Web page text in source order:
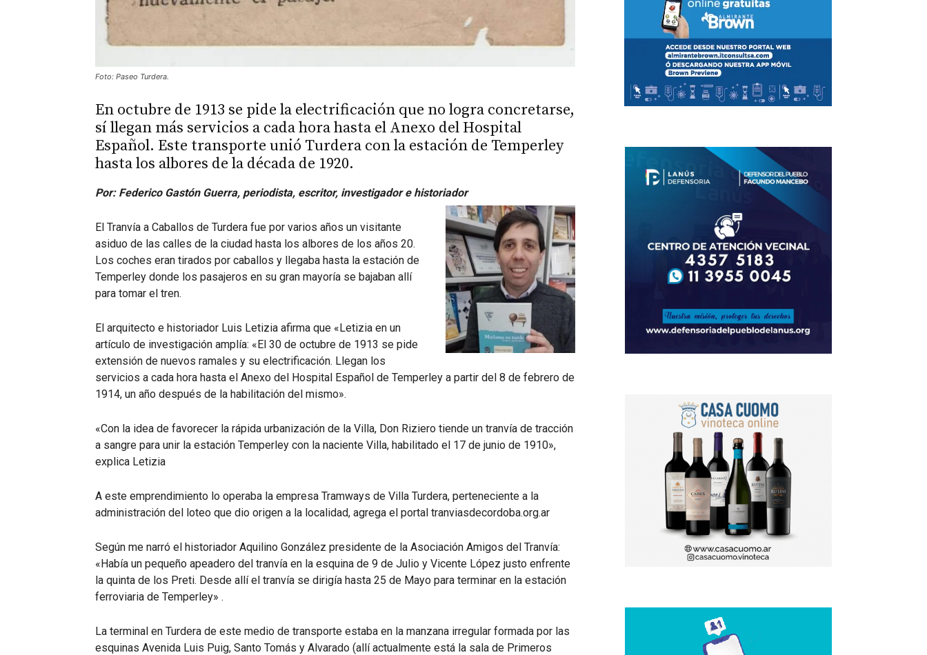
Foto: Paseo Turdera.
En octubre de 1913 se pide la electrificación que no logra concretarse,
sí llegan más servicios a cada hora hasta el Anexo del Hospital
Español. Este transporte unió Turdera con la estación de Temperley
hasta los albores de la década de 1920.
Por: Federico Gastón Guerra, periodista, escritor, investigador e historiador
El Tranvía a Caballos de Turdera fue por varios años un visitante
asiduo de las calles de la ciudad hasta los albores de los años 20.
Los coches eran tirados por caballos y llegaba hasta la estación de
Temperley donde los pasajeros en su gran mayoría se bajaban allí
para tomar el tren.
El arquitecto e historiador Luis Letizia afirma que «Letizia en un
artículo de investigación amplía: «El 30 de octubre de 1913 se pide
extensión de nuevos ramales y su electrificación. Llegan los
servicios a cada hora hasta el Anexo del Hospital Español de Temperley a partir del 8 de febrero de
1914, un año después de la habilitación del mismo».
«Con la idea de favorecer la rápida urbanización de la Villa, Don Riziero tiende un tranvía de tracción
a sangre para unir la estación Temperley con la naciente Villa, habilitado el 17 de junio de 1910»,
explica Letizia
A este emprendimiento lo operaba la empresa Tramways de Villa Turdera, perteneciente a la
administración del loteo que dio origen a la localidad, agrega el portal tranviasdecordoba.org.ar
Según me narró el historiador Aquilino González presidente de la Asociación Amigos del Tranvía:
«Había un pequeño apeadero del tranvía en la esquina de 9 de Julio y Vicente López justo enfrente
la quinta de los Preti. Desde allí el tranvía se dirigía hasta 25 de Mayo para terminar en la estación
ferroviaria de Temperley» .
La terminal en Turdera de este medio de transporte estaba en la manzana irregular formada por las
esquinas Avenida Luis Puig, Santo Tomás y Alvarado (allí actualmente está la sala de Primeros